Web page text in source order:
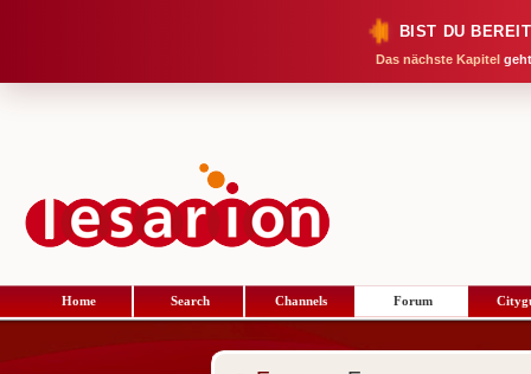
BIST DU
Das nächste Kapitel
Home Search Channels Forum